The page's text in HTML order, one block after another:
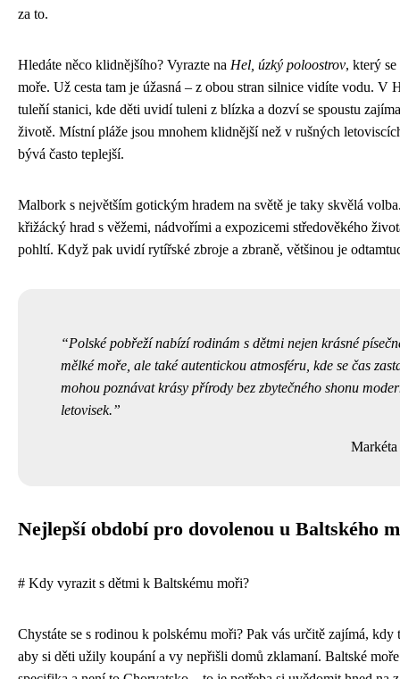
za to.
Hledáte něco klidnějšího? Vyrazte na Hel, úzký poloostrov, který
moře. Už cesta tam je úžasná – z obou stran silnice vidíte vodu. V
tuleňí stanici, kde děti uvidí tuleni z blízka a dozví se spoustu
životě. Místní pláže jsou mnohem klidnější než v rušných
bývá často teplejší.
Malbork s největším gotickým hradem na světě je taky skvělá
křižácký hrad s věžemi, nádvořími a expozicemi středověkého
pohltí. Když pak uvidí rytířské zbroje a zbraně, většinou je
Polské pobřeží nabízí rodinám s dětmi nejen krásné
mělké moře, ale také autentickou atmosféru, kde se čas
mohou poznávat krásy přírody bez zbytečného shonu
letovisek.
Nejlepší období pro dovolenou u Baltského
# Kdy vyrazit s dětmi k Baltskému moři?
Chystáte se s rodinou k polskému moři? Pak vás určitě zajímá, kdy
aby si děti užily koupání a vy nepřišli domů zklamaní. Baltské moře